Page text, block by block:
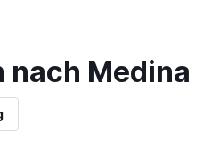
nach Medina